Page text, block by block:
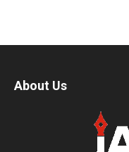
About Us